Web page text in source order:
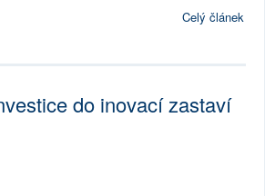
Celý článek
do inovací zastaví